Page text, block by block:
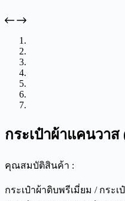
กระเป๋าผ้าแคนวาส
คุณสมบัติสินค้า :
กระเป๋าผ้าดิบพรีเมี่ยม / กระ